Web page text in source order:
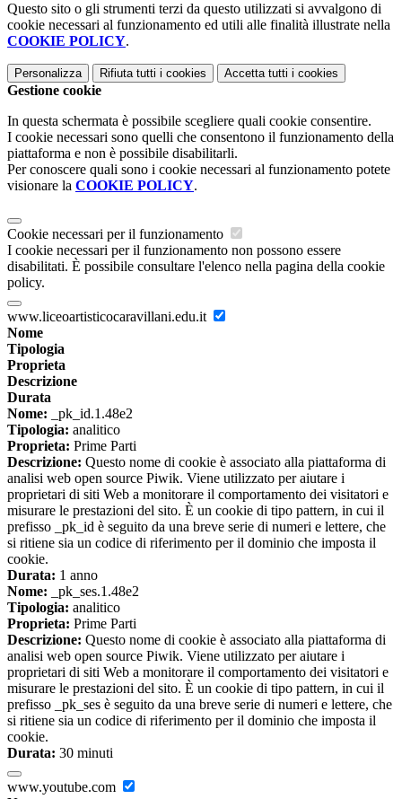
Questo sito o gli strumenti terzi da questo utilizzati si avvalgono di
cookie necessari al funzionamento ed utili alle finalità illustrate nella
COOKIE POLICY.
Personalizza Rifiuta tutti i cookies Accetta tutti i cookies
Gestione cookie
In questa schermata è possibile scegliere quali cookie consentire.
I cookie necessari sono quelli che consentono il funzionamento della
piattaforma e non è possibile disabilitarli.
Per conoscere quali sono i cookie necessari al funzionamento potete
visionare la COOKIE POLICY.
Cookie necessari per il funzionamento
I cookie necessari per il funzionamento non possono essere
disabilitati. È possibile consultare l'elenco nella pagina della cookie
policy.
www.liceoartisticocaravillani.edu.it
Nome
Tipologia
Proprieta
Descrizione
Durata
Nome: _pk_id.1.48e2
Tipologia: analitico
Proprieta: Prime Parti
Descrizione: Questo nome di cookie è associato alla piattaforma di
analisi web open source Piwik. Viene utilizzato per aiutare i
proprietari di siti Web a monitorare il comportamento dei visitatori e
misurare le prestazioni del sito. È un cookie di tipo pattern, in cui il
prefisso _pk_id è seguito da una breve serie di numeri e lettere, che
si ritiene sia un codice di riferimento per il dominio che imposta il
cookie.
Durata: 1 anno
Nome: _pk_ses.1.48e2
Tipologia: analitico
Proprieta: Prime Parti
Descrizione: Questo nome di cookie è associato alla piattaforma di
analisi web open source Piwik. Viene utilizzato per aiutare i
proprietari di siti Web a monitorare il comportamento dei visitatori e
misurare le prestazioni del sito. È un cookie di tipo pattern, in cui il
prefisso _pk_ses è seguito da una breve serie di numeri e lettere, che
si ritiene sia un codice di riferimento per il dominio che imposta il
cookie.
Durata: 30 minuti
www.youtube.com